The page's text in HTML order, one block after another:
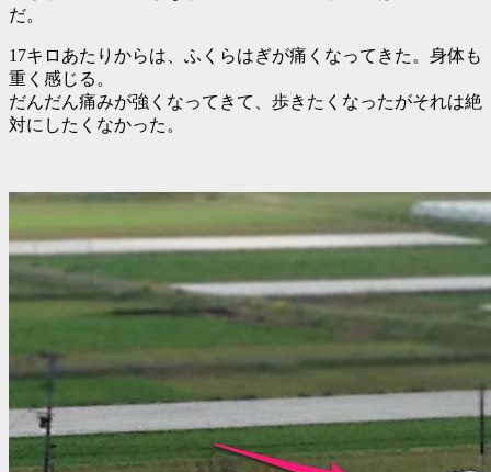
だ。
17キロあたりからは、ふくらはぎが痛くなってきた。身体も
重く感じる。
だんだん痛みが強くなってきて、歩きたくなったがそれは絶
対にしたくなかった。